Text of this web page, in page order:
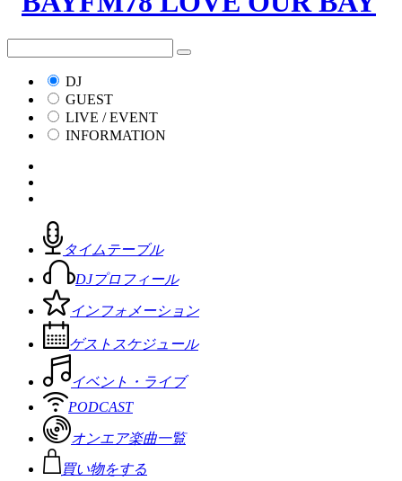
DJ
GUEST
LIVE / EVENT
INFORMATION
タイムテーブル
DJプロフィール
インフォメーション
ゲストスケジュール
イベント・ライブ
PODCAST
オンエア楽曲一覧
買い物をする